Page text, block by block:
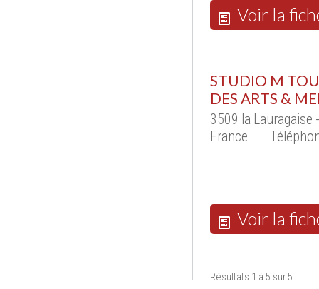
Voir la
STUDIO M
DES ARTS &
3509 la Lauragaise
France
Voir la
Résultats 1 à 5 sur 5